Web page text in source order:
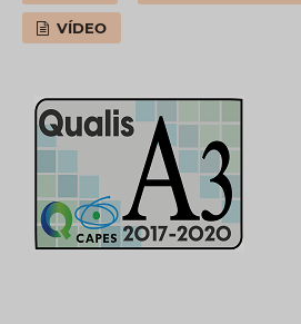
VÍDEO